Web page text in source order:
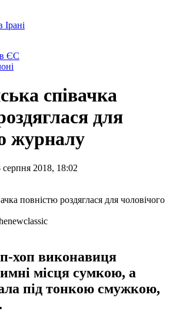
Ірані
ЄС
співачка
для
журналу
2018, 18:02
хоп виконавиця
місця сумкою, а
під тонкою смужкою,